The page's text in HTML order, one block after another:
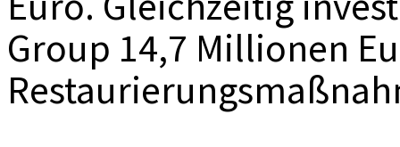
Group 14,7 Millionen